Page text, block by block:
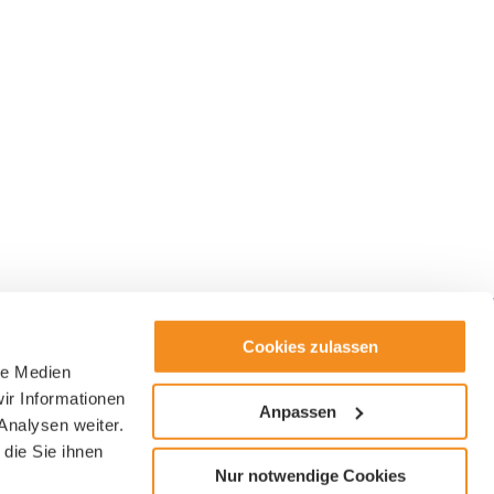
Medien
Informationen
weiter.
Sie ihnen
Cookies zulassen
Anpassen
Nur notwendige Cookies